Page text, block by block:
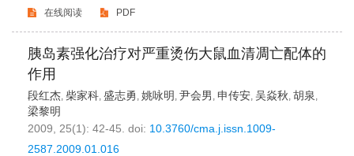
在线阅读 PDF
胰岛素强化治疗对严重烫伤大鼠血清凋亡配体的
作用
段红杰, 柴家科, 盛志勇, 姚咏明 , 尹会男 , 申传安, 吴焱秋, 胡泉 ,
梁黎明
2009, 25(1): 42-45. doi: 10.3760/cma.j.issn.1009-
2587.2009.01.016